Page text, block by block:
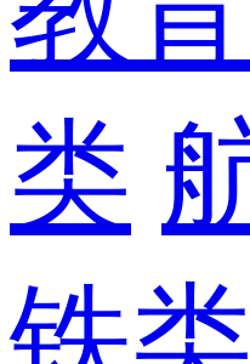
类